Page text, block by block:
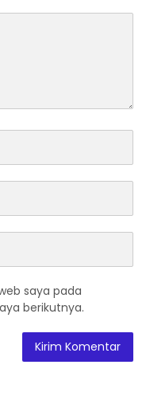
saya pada
berikutnya.